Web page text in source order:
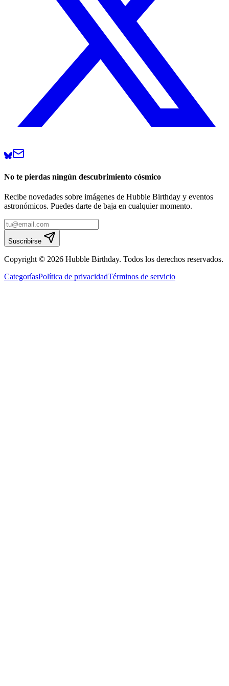
No te pierdas ningún descubrimiento cósmico
Recibe novedades sobre imágenes de Hubble Birthday y eventos
astronómicos. Puedes darte de baja en cualquier momento.
Suscribirse
Copyright © 2026 Hubble Birthday. Todos los derechos reservados.
CategoríasPolítica de privacidadTérminos de servicio